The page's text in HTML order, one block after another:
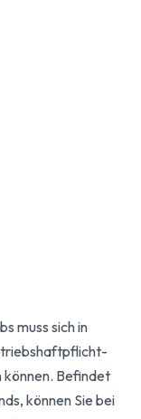
muss sich in
können. Befindet
können Sie bei